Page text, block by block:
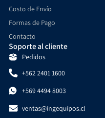
Costo de Envío
Formas de Pago
Contacto
Soporte al cliente
Pedidos
+562 2401 1600
+569 4494 8003
ventas@ingequipos.cl